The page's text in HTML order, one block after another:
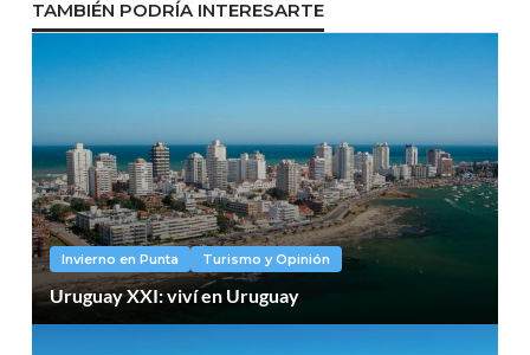
TAMBIÉN PODRÍA INTERESARTE
Invierno en Punta Turismo y Opinión
Uruguay XXI: viví en Uruguay